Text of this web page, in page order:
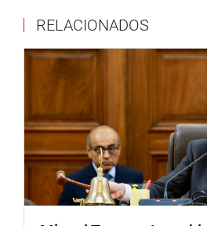
No crean ni modifican o suprimen
modificaciones o derogación de
medidas legislativas para su
plazo de tres días para la dación
como lo dispone el artículo 93 del
Congreso de la República.
En ese sentido, fueron
establece el marco normativo
servicios públicos de protección
RELACIONADOS